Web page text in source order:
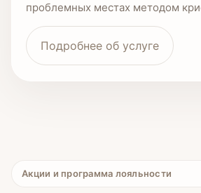
проблемных местах методом
Подробнее об услуге
Акции и программа лояльности